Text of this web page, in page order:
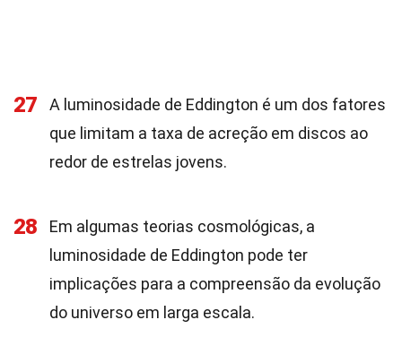
27
A luminosidade de Eddington é um dos fatores
que limitam a taxa de acreção em discos ao
redor de estrelas jovens.
28
Em algumas teorias cosmológicas, a
luminosidade de Eddington pode ter
implicações para a compreensão da evolução
do universo em larga escala.